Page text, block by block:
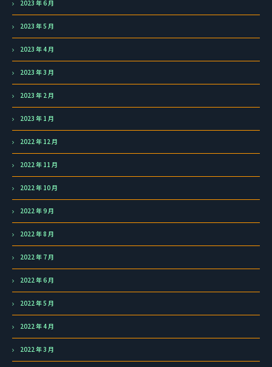
2023 年 6 月
2023 年 5 月
2023 年 4 月
2023 年 3 月
2023 年 2 月
2023 年 1 月
2022 年 12 月
2022 年 11 月
2022 年 10 月
2022 年 9 月
2022 年 8 月
2022 年 7 月
2022 年 6 月
2022 年 5 月
2022 年 4 月
2022 年 3 月